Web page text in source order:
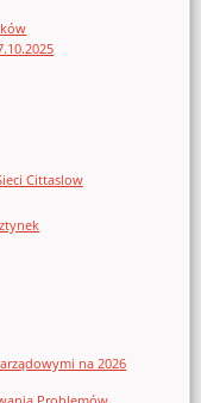
Cittaslow
na 2026